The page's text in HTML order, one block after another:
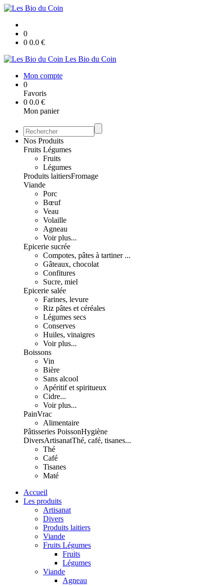
0
0 0.0 €
Les Bio du Coin
Mon compte
0
Favoris
0 0.0 €
Mon panier
Nos Produits
Fruits Légumes
Fruits
Légumes
Produits laitiersFromage
Viande
Porc
Bœuf
Veau
Volaille
Agneau
Voir plus...
Epicerie sucrée
Compotes, pâtes à tartiner ...
Gâteaux, chocolat
Confitures
Sucre, miel
Epicerie salée
Farines, levure
Riz pâtes et céréales
Légumes secs
Conserves
Huiles, vinaigres
Voir plus...
Boissons
Vin
Bière
Sans alcool
Apéritif et spiritueux
Cidre...
Voir plus...
PainVrac
Alimentaire
Pâtisseries PoissonHygiène
DiversArtisanatThé, café, tisanes...
Thé
Café
Tisanes
Maté
Accueil
Les produits
Artisanat
Divers
Produits laitiers
Viande
Fruits Légumes
Fruits
Légumes
Viande
Agneau